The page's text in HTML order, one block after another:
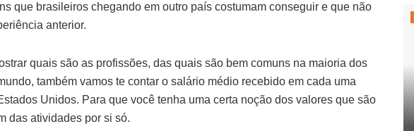
que brasileiros chegando em outro país costumam conseguir e que não
anterior.
quais são as profissões, das quais são bem comuns na maioria dos
também vamos te contar o salário médio recebido em cada uma
Unidos. Para que você tenha uma certa noção dos valores que são
das atividades por si só.